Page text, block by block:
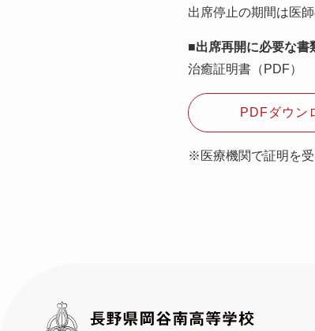
出席停止の期間は医
■出席再開に必要な書
治癒証明書（PDF）
PDFダウン
※医療機関で証明を